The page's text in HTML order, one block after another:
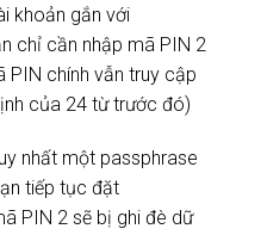
khoản gắn với
chỉ cần nhập mã PIN 2
PIN chính vẫn truy cập
của 24 từ trước đó)
nhất một passphrase
tiếp tục đặt
PIN 2 sẽ bị ghi đè dữ